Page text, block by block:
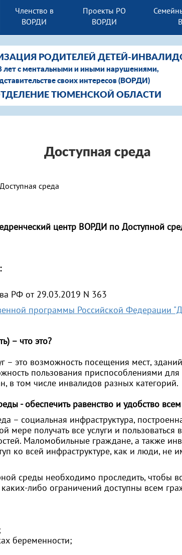
Членство в
ВОРДИ
Проекты РО
ВОРДИ
РОДИТЕЛЕЙ ДЕТЕЙ-
лет с ментальными и иными нарушениями,
своих интересов (ВОРДИ)
ТЮМЕНСКОЙ ОБЛАСТИ
среда
Доступная среда
центр ВОРДИ по Доступной
РФ от 29.03.2019 N 363
программы Российской Федерации
– что это?
– это возможность посещения мест,
пользования приспособлениями
в том числе инвалидов разных категорий.
- обеспечить равенство и удобство всем
– социальная инфраструктура,
мере получать все услуги и пользоваться
Маломобильные граждане, а также
ко всей инфраструктуре, как и люди, не
среды необходимо проследить, чтобы
каких-либо ограничений доступны всем
беременности;